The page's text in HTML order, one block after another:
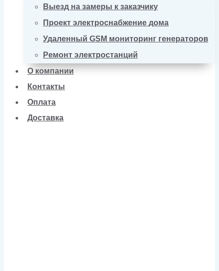
Выезд на замеры к заказчику
Проект электроснабжение дома
Удаленный GSM мониторинг генераторов
Ремонт электростанций
О компании
Контакты
Оплата
Доставка